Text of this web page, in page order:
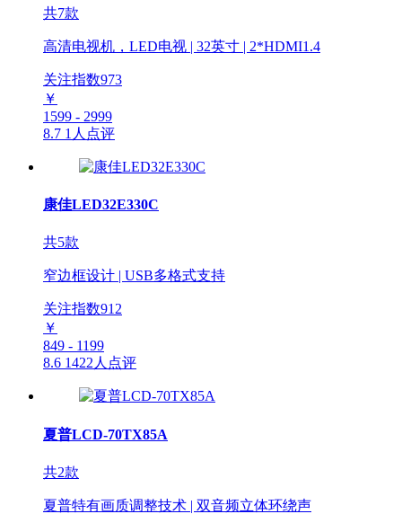
共7款
高清电视机，LED电视 | 32英寸 | 2*HDMI1.4
关注指数973
￥
1599 - 2999
8.7 1人点评
康佳LED32E330C
共5款
窄边框设计 | USB多格式支持
关注指数912
￥
849 - 1199
8.6 1422人点评
夏普LCD-70TX85A
共2款
夏普特有画质调整技术 | 双音频立体环绕声